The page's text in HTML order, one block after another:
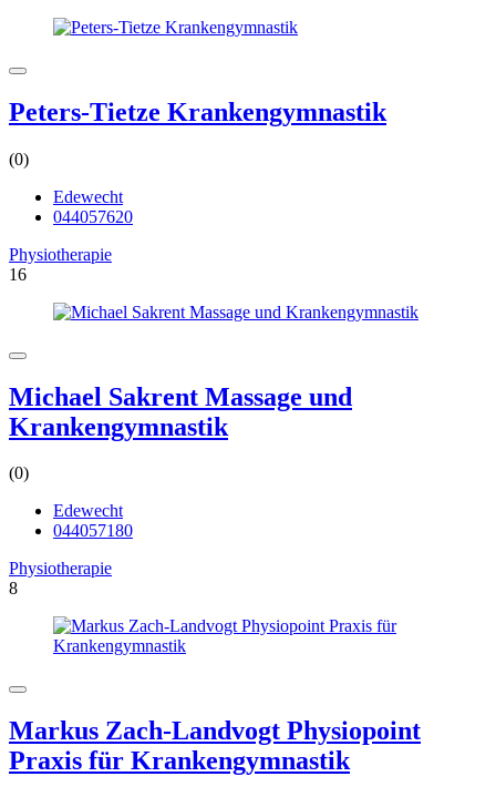
Peters-Tietze Krankengymnastik
(0)
Edewecht
044057620
Physiotherapie
16
Michael Sakrent Massage und
Krankengymnastik
(0)
Edewecht
044057180
Physiotherapie
8
Markus Zach-Landvogt Physiopoint
Praxis für Krankengymnastik